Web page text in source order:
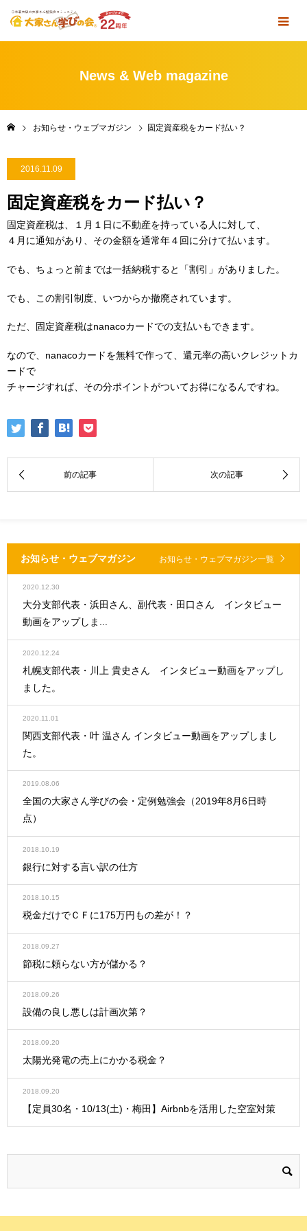
News & Web magazine
お知らせ・ウェブマガジン 固定資産税をカード払い？
2016.11.09
固定資産税をカード払い？
固定資産税は、１月１日に不動産を持っている人に対して、
４月に通知があり、その金額を通常年４回に分けて払います。
でも、ちょっと前までは一括納税すると「割引」がありました。
でも、この割引制度、いつからか撤廃されています。
ただ、固定資産税はnanacoカードでの支払いもできます。
なので、nanacoカードを無料で作って、還元率の高いクレジットカ
ードで
チャージすれば、その分ポイントがついてお得になるんですね。
お知らせ・ウェブマガジン お知らせ・ウェブマガジン一覧
2020.12.30
大分支部代表・浜田さん、副代表・田口さん インタビュー
動画をアップしま...
2020.12.24
札幌支部代表・川上 貴史さん インタビュー動画をアップし
ました。
2020.11.01
関西支部代表・叶 温さん インタビュー動画をアップしまし
た。
2019.08.06
全国の大家さん学びの会・定例勉強会（2019年8月6日時
点）
2018.10.19
銀行に対する言い訳の仕方
2018.10.15
税金だけでＣＦに175万円もの差が！？
2018.09.27
節税に頼らない方が儲かる？
2018.09.26
設備の良し悪しは計画次第？
2018.09.20
太陽光発電の売上にかかる税金？
2018.09.20
【定員30名・10/13(土)・梅田】Airbnbを活用した空室対策